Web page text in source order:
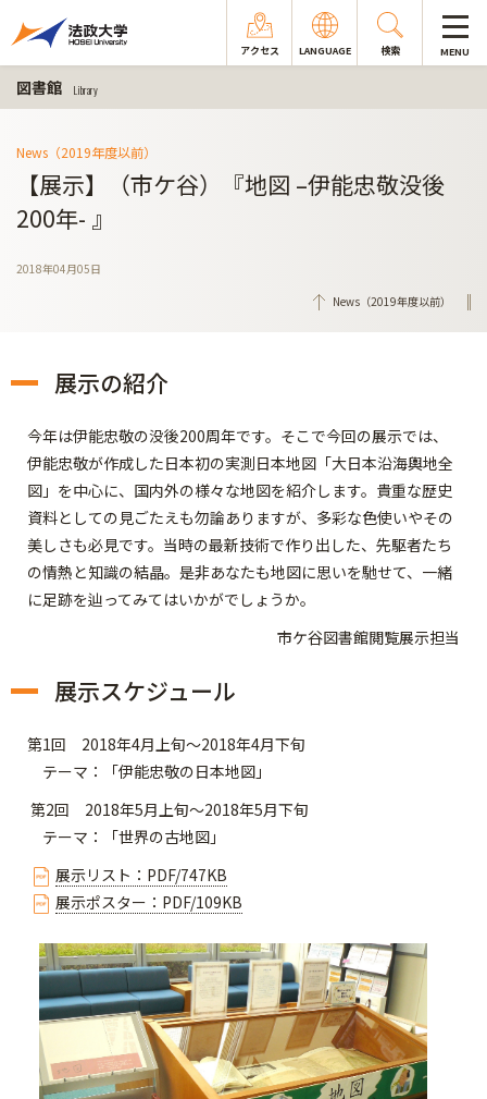
アクセス LANGUAGE 検索 MENU
図書館 Library
News（2019年度以前）
【展示】（市ケ谷）『地図 –伊能忠敬没後
200年- 』
2018年04月05日
News（2019年度以前）
展示の紹介
今年は伊能忠敬の没後200周年です。そこで今回の展示では、
伊能忠敬が作成した日本初の実測日本地図「大日本沿海輿地全
図」を中心に、国内外の様々な地図を紹介します。貴重な歴史
資料としての見ごたえも勿論ありますが、多彩な色使いやその
美しさも必見です。当時の最新技術で作り出した、先駆者たち
の情熱と知識の結晶。是非あなたも地図に思いを馳せて、一緒
に足跡を辿ってみてはいかがでしょうか。
市ケ谷図書館閲覧展示担当
展示スケジュール
第1回 2018年4月上旬～2018年4月下旬
テーマ：「伊能忠敬の日本地図」
第2回 2018年5月上旬～2018年5月下旬
テーマ：「世界の古地図」
展示リスト：PDF/747KB
展示ポスター：PDF/109KB